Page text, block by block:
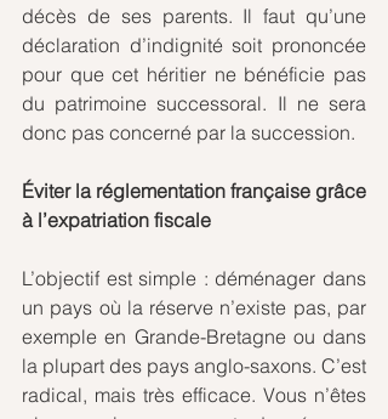
décès de ses parents. Il faut qu’une
déclaration d’indignité soit prononcée
pour que cet héritier ne bénéficie pas
du patrimoine successoral. Il ne sera
donc pas concerné par la succession.
Éviter la réglementation française grâce
à l’expatriation fiscale
L’objectif est simple : déménager dans
un pays où la réserve n’existe pas, par
exemple en Grande-Bretagne ou dans
la plupart des pays anglo-saxons. C’est
radical, mais très efficace. Vous n’êtes